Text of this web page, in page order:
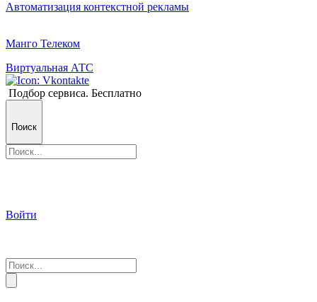
Автоматизация контекстной рекламы
Манго Телеком
Виртуальная АТС
Подбор сервиса. Бесплатно
Поиск
Войти